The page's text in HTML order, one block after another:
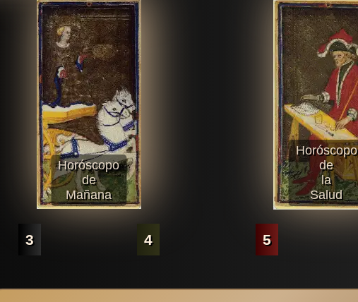
Horóscopo
de
Mañana
Horóscopo
de
la
Salud
3 4 5